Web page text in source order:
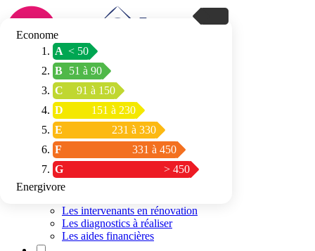
Connexion / Inscription
Trouver mon
espace conseil
Les intervenants en rénovation
Les diagnostics à réaliser
Les aides financières
Econome
A < 50
B 51 à 90
C
91 à 150
D
151 à 230
E
231 à 330
F
331 à 450
G
> 450
Energivore